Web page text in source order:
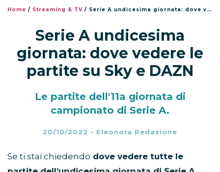
Home / Streaming & TV / Serie A undicesima giornata: dove vedere le partite su Sky e DAZN
Serie A undicesima
giornata: dove vedere le
partite su Sky e DAZN
Le partite dell'11a giornata di
campionato di Serie A.
20/10/2022 - Eleonora Redazione
Se ti stai chiedendo dove vedere tutte le